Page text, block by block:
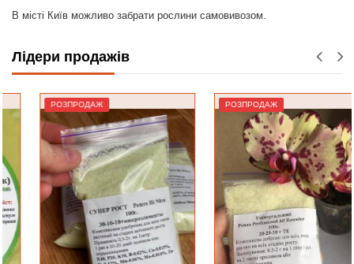
В місті Київ можливо забрати рослини самовивозом.
Лідери продажів
РОЗПРОДАЖ РОЗПРОДАЖ